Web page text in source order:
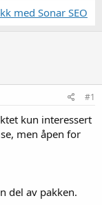
med Sonar SEO
#1
kun interessert
men åpen for
del av pakken.